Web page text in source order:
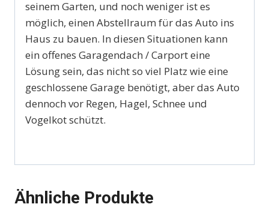
seinem Garten, und noch weniger ist es
möglich, einen Abstellraum für das Auto ins
Haus zu bauen. In diesen Situationen kann
ein offenes Garagendach / Carport eine
Lösung sein, das nicht so viel Platz wie eine
geschlossene Garage benötigt, aber das Auto
dennoch vor Regen, Hagel, Schnee und
Vogelkot schützt.
Ähnliche Produkte